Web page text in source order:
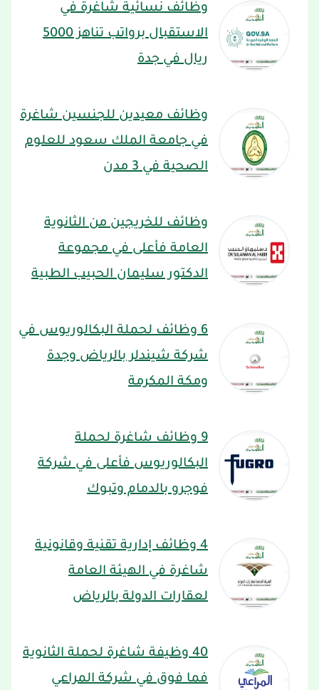
وظائف نسائية شاغرة في
الاستقبال برواتب تناهز 5000
ريال في جدة
وظائف معيدين للجنسين شاغرة
في جامعة الملك سعود للعلوم
الصحية في 3 مدن
وظائف للخريجين من الثانوية
العامة فأعلى في مجموعة
الدكتور سليمان الحبيب الطبية
6 وظائف لحملة البكالوريوس في
شركة شيندلر بالرياض وجدة
ومكة المكرمة
9 وظائف شاغرة لحملة
البكالوريوس فأعلى في شركة
فوجرو بالدمام وتبوك
4 وظائف إدارية تقنية وقانونية
شاغرة في الهيئة العامة
لعقارات الدولة بالرياض
40 وظيفة شاغرة لحملة الثانوية
فما فوق في شركة المراعي